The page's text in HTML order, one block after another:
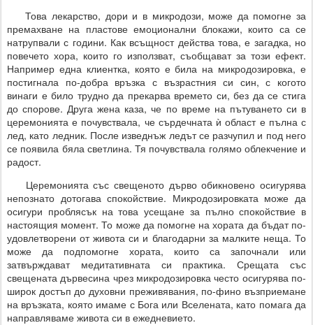
Това лекарство, дори и в микродози, може да помогне за
премахване на пластове емоционални блокажи, които са се
натрупвали с години. Как всъщност действа това, е загадка, но
повечето хора, които го използват, съобщават за този ефект.
Например една клиентка, която е била на микродозировка, е
постигнала по-добра връзка с възрастния си син, с когото
винаги е било трудно да прекарва времето си, без да се стига
до спорове. Друга жена каза, че по време на пътуването си в
церемонията е почувствала, че сърдечната ѝ област е пълна с
лед, като ледник. После изведнъж ледът се разчупил и под него
се появила бяла светлина. Тя почувствала голямо облекчение и
радост.
Церемонията със свещеното дърво обикновено осигурява
непознато дотогава спокойствие. Микродозировката може да
осигури проблясък на това усещане за пълно спокойствие в
настоящия момент. То може да помогне на хората да бъдат по-
удовлетворени от живота си и благодарни за малките неща. То
може да подпомогне хората, които са започнали или
затвърждават медитативната си практика. Срещата със
свещената дървесина чрез микродозировка често осигурява по-
широк достъп до духовни преживявания, по-фино възприемане
на връзката, която имаме с Бога или Вселената, като помага да
направляваме живота си в ежедневието.